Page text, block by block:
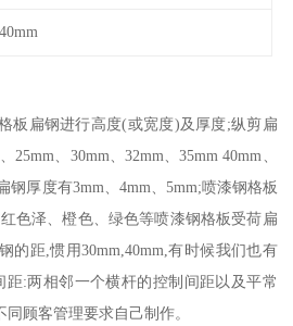
40mm
板扁钢进行高度(或宽度)及厚度;纵剪扁
、30mm、32mm、35mm 40mm、
钢厚度有3mm、4mm、5mm;喷漆钢格板
色泽、橙色、绿色等喷漆钢格板受荷扁
的距,惯用30mm,40mm,有时候我们也有
距:两相邻一个横杆的控制间距以及平常
同顾客管理要求自己制作。